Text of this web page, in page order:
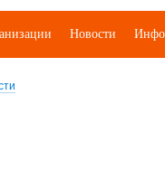
Новости